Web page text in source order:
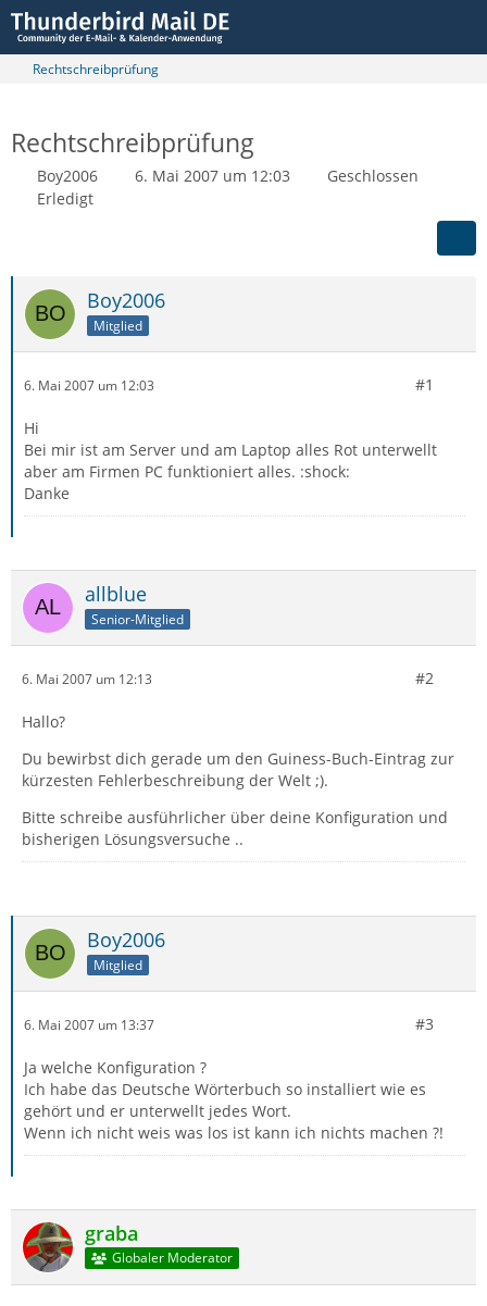
Rechtschreibprüfung
Rechtschreibprüfung
Boy2006 6. Mai 2007 um 12:03
Geschlossen
Erledigt
Boy2006
Mitglied
6. Mai 2007 um 12:03 #1
Hi
Bei mir ist am Server und am Laptop alles Rot unterwellt
aber am Firmen PC funktioniert alles. :shock:
Danke
allblue
Senior-Mitglied
6. Mai 2007 um 12:13 #2
Hallo?
Du bewirbst dich gerade um den Guiness-Buch-Eintrag zur
kürzesten Fehlerbeschreibung der Welt ;).
Bitte schreibe ausführlicher über deine Konfiguration und
bisherigen Lösungsversuche ..
Boy2006
Mitglied
6. Mai 2007 um 13:37 #3
Ja welche Konfiguration ?
Ich habe das Deutsche Wörterbuch so installiert wie es
gehört und er unterwellt jedes Wort.
Wenn ich nicht weis was los ist kann ich nichts machen ?!
graba
Globaler Moderator